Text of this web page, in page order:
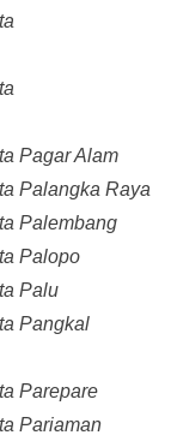
Pagar Alam
Palangka Raya
Palembang
Palopo
Palu
Pangkal
Parepare
Pariaman